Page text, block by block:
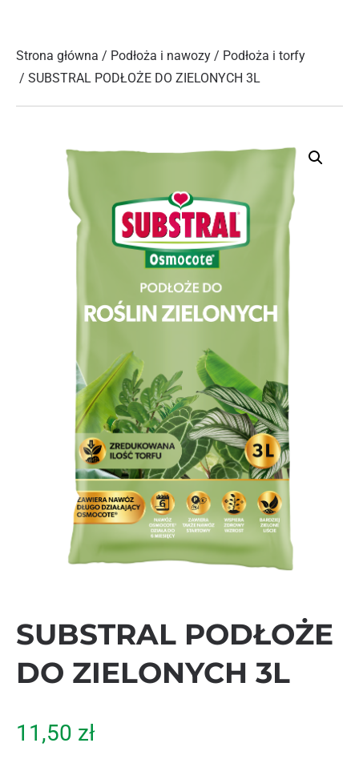
Strona główna / Podłoża i nawozy / Podłoża i torfy
/ SUBSTRAL PODŁOŻE DO ZIELONYCH 3L
SUBSTRAL PODŁOŻE
DO ZIELONYCH 3L
11,50 zł